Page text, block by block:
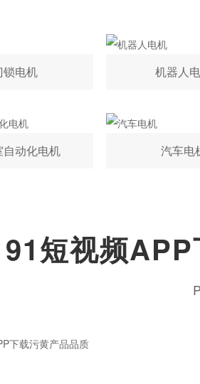
锁电机 机器人
自动化电机 汽车电
91短视频APP